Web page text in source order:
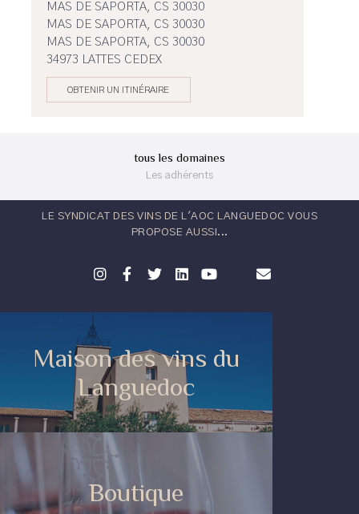
MAS DE SAPORTA, CS 30030
MAS DE SAPORTA, CS 30030
MAS DE SAPORTA, CS 30030
34973 LATTES CEDEX
OBTENIR UN ITINÉRAIRE
tous les domaines
Les adhérents
LE SYNDICAT DES VINS DE L'AOC LANGUEDOC VOUS
PROPOSE AUSSI...
Maison des vins du
Languedoc
Boutique